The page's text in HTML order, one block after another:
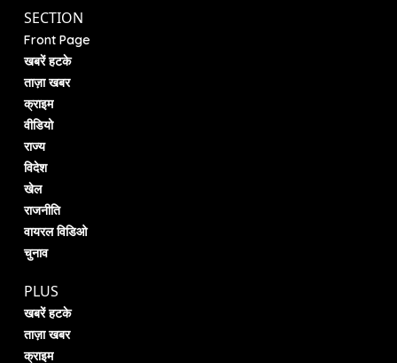
SECTION
Front Page
खबरें हटके
ताज़ा खबर
क्राइम
वीडियो
राज्य
विदेश
खेल
राजनीति
वायरल विडिओ
चुनाव
PLUS
खबरें हटके
ताज़ा खबर
क्राइम